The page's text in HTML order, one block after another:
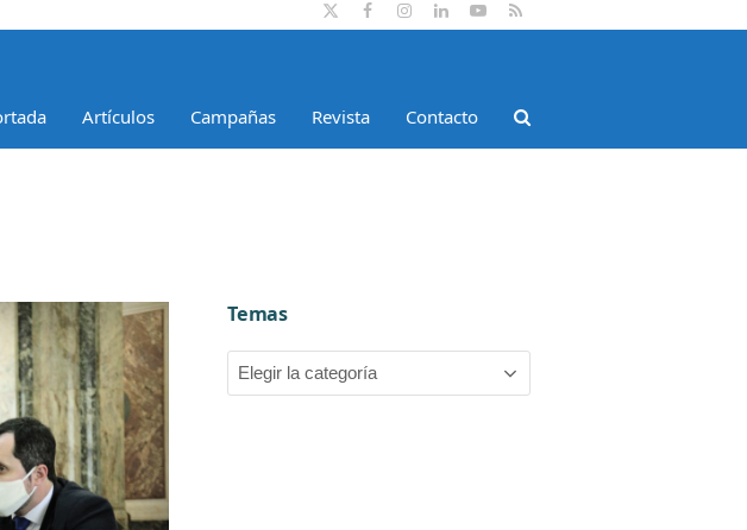
TwitterFacebookInstagram
LinkedIn
YouTube
RSS
Artículos Campañas Revista Contacto
Temas
Temas